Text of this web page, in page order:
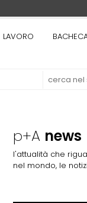
LAVORO
p+A news
l'attualità che
nel mondo, le
2026